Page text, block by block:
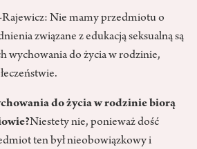
Rajewicz: Nie mamy przedmiotu o
związane z edukacją seksualną są
wychowania do życia w rodzinie,
do życia w rodzinie biorą
Niestety nie, ponieważ dość
ten był nieobowiązkowy i